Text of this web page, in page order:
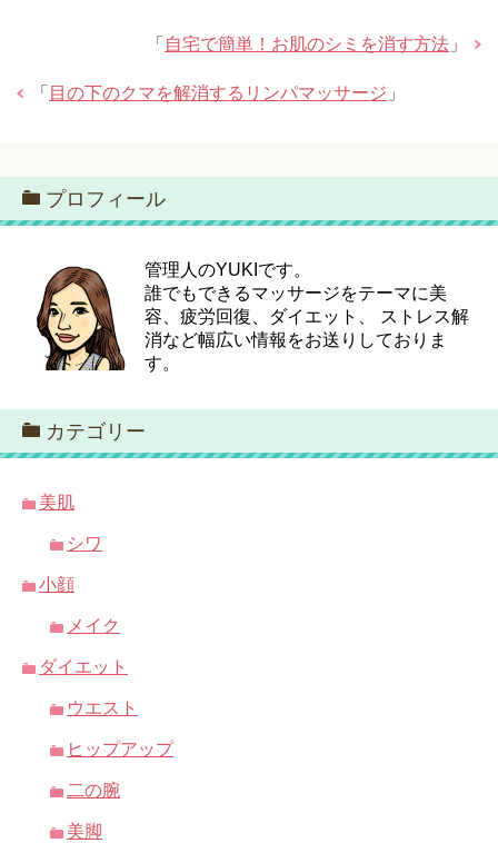
「 自宅で簡単！お肌のシミを消す方法 」
「 目の下のクマを解消するリンパマッサージ 」
プロフィール
管理人のYUKIです。
誰でもできるマッサージをテーマに美
容、疲労回復、ダイエット、 ストレス解
消など幅広い情報をお送りしておりま
す。
カテゴリー
美肌
シワ
小顔
メイク
ダイエット
ウエスト
ヒップアップ
二の腕
美脚